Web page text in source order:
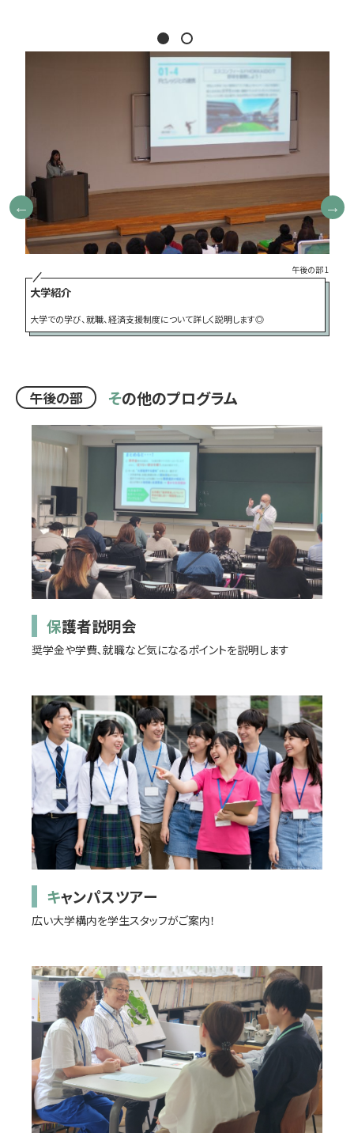
午後の部 1
大学紹介
大学での学び、就職、経済支援制度について詳しく説明します◎
午後の部 その他のプログラム
保護者説明会
奨学金や学費､就職など気になるポイントを説明します
キャンパスツアー
広い大学構内を学生スタッフがご案内！